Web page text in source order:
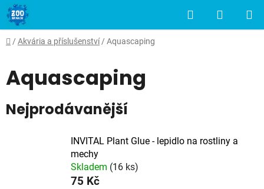
Přejít
na
obsah
Hledat
KOŠÍK
Domů
/ Akvária a příslušenství / Aquascaping
Aquascaping
Nejprodávanější
INVITAL Plant Glue - lepidlo na rostliny a
mechy
Skladem (16 ks)
75 Kč